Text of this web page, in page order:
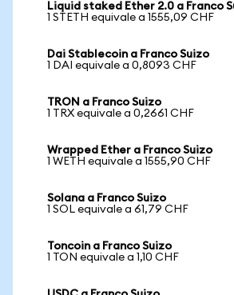
Liquid staked Ether 2.0 a Franco
1 STETH equivale a 1555,09 CHF
Dai Stablecoin a Franco Suizo
1 DAI equivale a 0,8093 CHF
TRON a Franco Suizo
1 TRX equivale a 0,2661 CHF
Wrapped Ether a Franco Suizo
1 WETH equivale a 1555,90 CHF
Solana a Franco Suizo
1 SOL equivale a 61,79 CHF
Toncoin a Franco Suizo
1 TON equivale a 1,10 CHF